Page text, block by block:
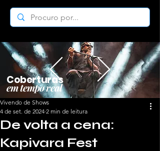
Coberturas
em tempo real
De volta a cena:
Kapivara Fest
Vivendo de Shows
4 de set. de 2024 2 min de leitura